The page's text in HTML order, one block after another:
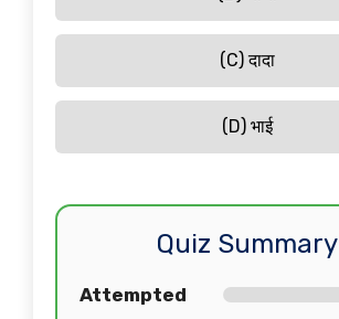
(C) दादा
(D) भाई
Quiz Summary
Attempted